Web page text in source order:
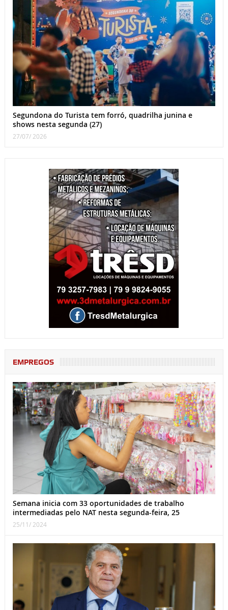
Segundona do Turista tem forró, quadrilha junina e
shows nesta segunda (27)
27/07/ 2026
EMPREGOS
Semana inicia com 33 oportunidades de trabalho
intermediadas pelo NAT nesta segunda-feira, 25
25/11/ 2024